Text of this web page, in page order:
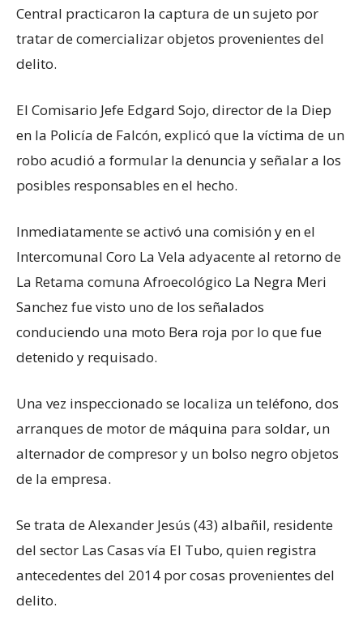
Central practicaron la captura de un sujeto por
tratar de comercializar objetos provenientes del
delito.
El Comisario Jefe Edgard Sojo, director de la Diep
en la Policía de Falcón, explicó que la víctima de un
robo acudió a formular la denuncia y señalar a los
posibles responsables en el hecho.
Inmediatamente se activó una comisión y en el
Intercomunal Coro La Vela adyacente al retorno de
La Retama comuna Afroecológico La Negra Meri
Sanchez fue visto uno de los señalados
conduciendo una moto Bera roja por lo que fue
detenido y requisado.
Una vez inspeccionado se localiza un teléfono, dos
arranques de motor de máquina para soldar, un
alternador de compresor y un bolso negro objetos
de la empresa.
Se trata de Alexander Jesús (43) albañil, residente
del sector Las Casas vía El Tubo, quien registra
antecedentes del 2014 por cosas provenientes del
delito.